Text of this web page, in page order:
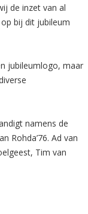
de inzet van al
bij dit jubileum
jubileumlogo, maar
namens de
Rohda’76. Ad van
Tim van